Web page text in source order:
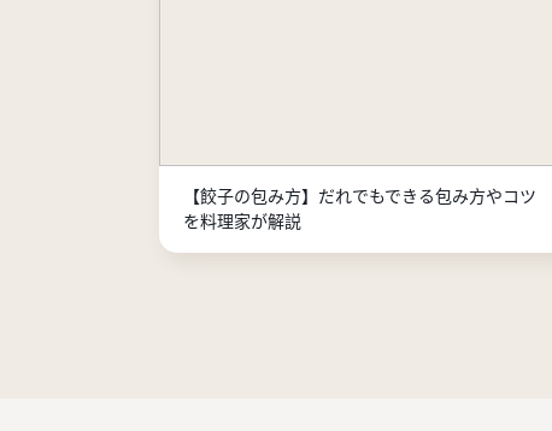
【餃子の包み方】だれでもできる包み方やコツ
を料理家が解説